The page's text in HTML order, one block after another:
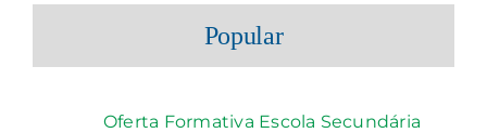
Popular
Oferta Formativa Escola Secundária